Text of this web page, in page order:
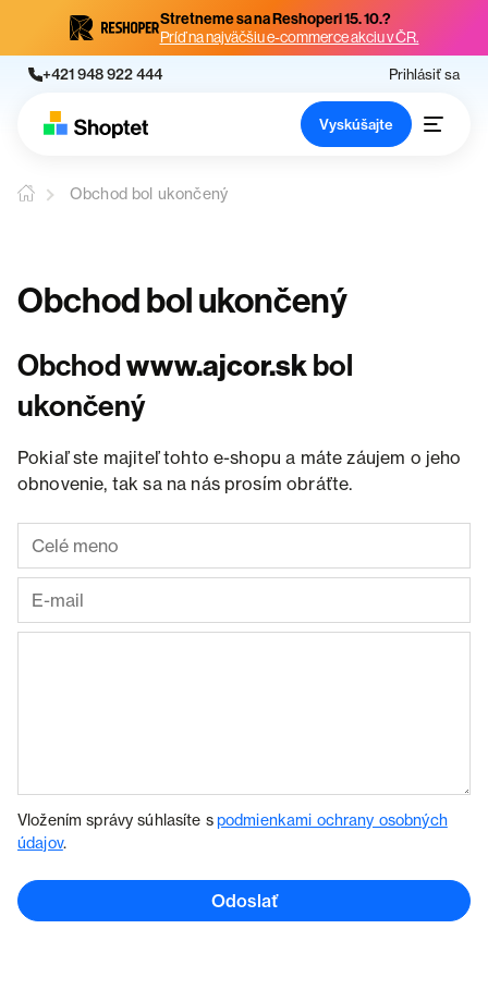
Stretneme sa na Reshoperi 15. 10.?
Príď na najväčšiu e-commerce akciu v ČR.
+421 948 922 444 Prihlásiť sa
Vyskúšajte
Obchod bol ukončený
Obchod bol ukončený
Obchodwww.ajcor.skbol
ukončený
Pokiaľ ste majiteľ tohto e-shopu a máte záujem o jeho
obnovenie, tak sa na nás prosím obráťte.
Vložením správy súhlasíte spodmienkami ochrany osobných
údajov.
Odoslať